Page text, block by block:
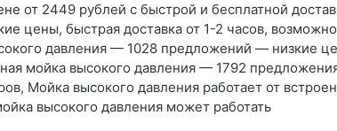
от 2449 рублей с быстрой и бесплатной
цены, быстрая доставка от 1-2 часов,
давления — 1028 предложений — низкие
мойка высокого давления — 1792
Мойка высокого давления работает от
высокого давления может работать